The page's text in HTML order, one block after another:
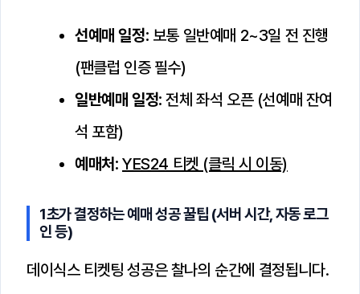
선예매 일정: 보통 일반예매 2~3일 전 진행
(팬클럽 인증 필수)
일반예매 일정: 전체 좌석 오픈 (선예매 잔여
석 포함)
예매처: YES24 티켓 (클릭 시 이동)
1초가 결정하는 예매 성공 꿀팁 (서버 시간, 자동 로그
인 등)
데이식스 티켓팅 성공은 찰나의 순간에 결정됩니다.